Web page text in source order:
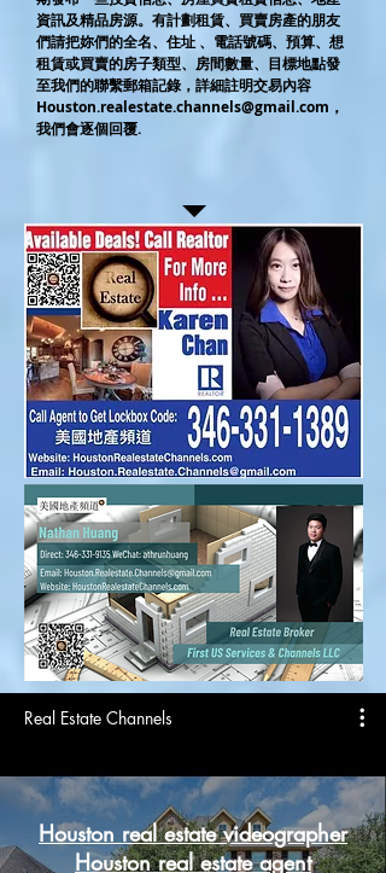
資訊及精品房源。有計劃租賃、買賣房產的朋友
們請把妳們的全名、住址 、電話號碼、預算、想
租賃或買賣的房子類型、房間數量、目標地點發
至我們的聯繫郵箱記錄，詳細註明交易內容
Houston.realestate.channels@gmail.com ，
我們會逐個回覆.
Real Estate Channels
Houston real estate videographer
Houston real estate agent